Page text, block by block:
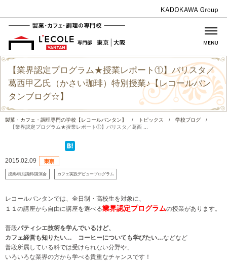
【業界認定プログラム★授業レポート①】バリスタ／
葛西甲乙氏（かさい珈琲）特別授業♪【レコールバン
タンブログ☆】
製菓・カフェ・調理専門の学校【レコールバンタン】 / トピックス / 学校ブログ
/
【業界認定プログラム★授業レポート①】バリスタ／葛西 ...
2015.02.09
授業/特別講師/講演会 カフェ実践デビュープログラム
レコールバンタンでは、全日制・高校生を対象に、
１１の講座から自由に講座を選べる業界認定プログラムの授業があります。
普段パティシエ技術を学んでいるけど、
カフェ経営も知りたい… コーヒーについても学びたい…などなど
普段所属している科では受けられない分野や、
いろいろな業界の方から学べる貴重なチャンスです！